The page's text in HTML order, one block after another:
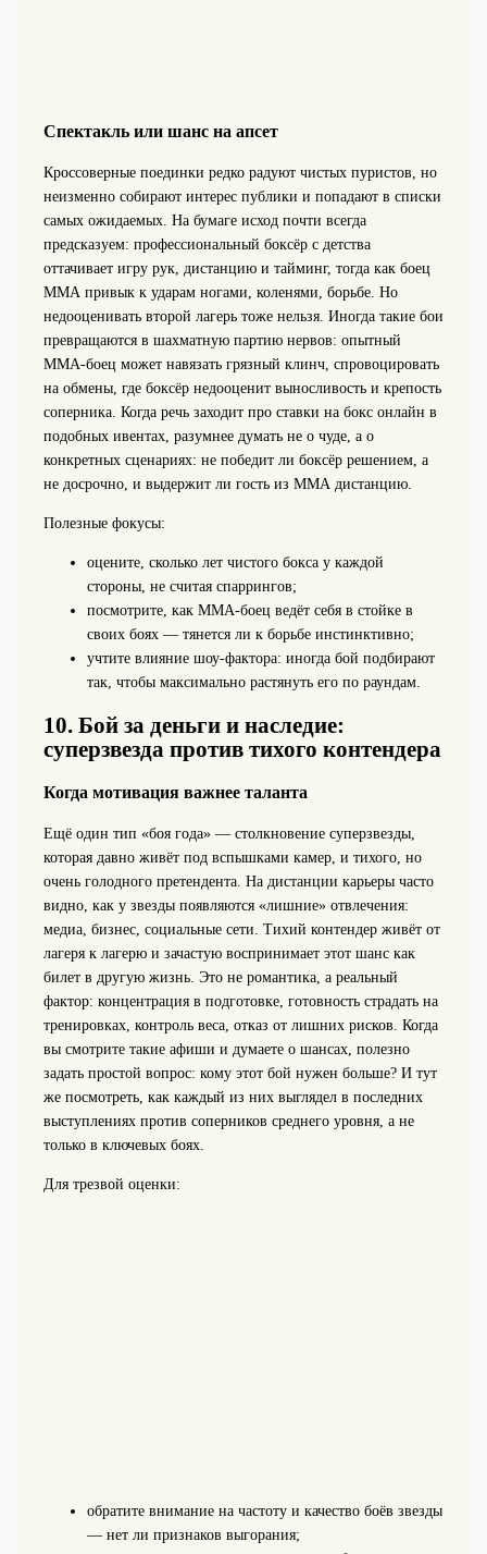
Спектакль или шанс на апсет
Кроссоверные поединки редко радуют чистых пуристов, но
неизменно собирают интерес публики и попадают в списки
самых ожидаемых. На бумаге исход почти всегда
предсказуем: профессиональный боксёр с детства
оттачивает игру рук, дистанцию и тайминг, тогда как боец
ММА привык к ударам ногами, коленями, борьбе. Но
недооценивать второй лагерь тоже нельзя. Иногда такие бои
превращаются в шахматную партию нервов: опытный
ММА-боец может навязать грязный клинч, спровоцировать
на обмены, где боксёр недооценит выносливость и крепость
соперника. Когда речь заходит про ставки на бокс онлайн в
подобных ивентах, разумнее думать не о чуде, а о
конкретных сценариях: не победит ли боксёр решением, а
не досрочно, и выдержит ли гость из ММА дистанцию.
Полезные фокусы:
оцените, сколько лет чистого бокса у каждой
стороны, не считая спаррингов;
посмотрите, как ММА-боец ведёт себя в стойке в
своих боях — тянется ли к борьбе инстинктивно;
учтите влияние шоу-фактора: иногда бой подбирают
так, чтобы максимально растянуть его по раундам.
10. Бой за деньги и наследие:
суперзвезда против тихого контендера
Когда мотивация важнее таланта
Ещё один тип «боя года» — столкновение суперзвезды,
которая давно живёт под вспышками камер, и тихого, но
очень голодного претендента. На дистанции карьеры часто
видно, как у звезды появляются «лишние» отвлечения:
медиа, бизнес, социальные сети. Тихий контендер живёт от
лагеря к лагерю и зачастую воспринимает этот шанс как
билет в другую жизнь. Это не романтика, а реальный
фактор: концентрация в подготовке, готовность страдать на
тренировках, контроль веса, отказ от лишних рисков. Когда
вы смотрите такие афиши и думаете о шансах, полезно
задать простой вопрос: кому этот бой нужен больше? И тут
же посмотреть, как каждый из них выглядел в последних
выступлениях против соперников среднего уровня, а не
только в ключевых боях.
Для трезвой оценки:
обратите внимание на частоту и качество боёв звезды
— нет ли признаков выгорания;